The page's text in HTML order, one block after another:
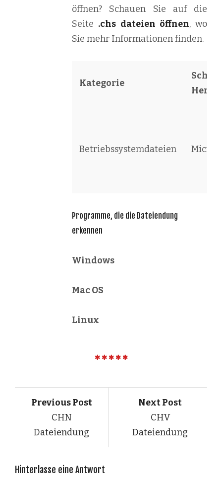
öffnen? Schauen Sie auf die
Seite .chs dateien öffnen, wo
Sie mehr Informationen finden.
Kategorie
Betriebssystemdateien
Programme, die die Dateiendung
erkennen
Windows
Mac OS
Linux
Previous Post
CHN
Dateiendung
Next Post
CHV
Dateiendung
Hinterlasse eine Antwort